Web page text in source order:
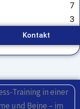
7
3
Kontakt